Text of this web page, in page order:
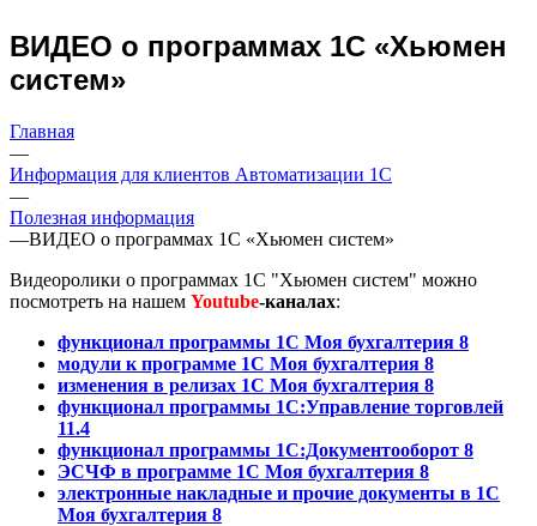
ВИДЕО о программах 1С «Хьюмен
систем»
Главная
—
Информация для клиентов Автоматизации 1С
—
Полезная информация
—ВИДЕО о программах 1С «Хьюмен систем»
Видеоролики о программах 1С "Хьюмен систем" можно
посмотреть на нашем Youtube-каналах:
функционал программы 1С Моя бухгалтерия 8
модули к программе 1С Моя бухгалтерия 8
изменения в релизах 1С Моя бухгалтерия 8
функционал программы 1С:Управление торговлей
11.4
функционал программы 1С:Документооборот 8
ЭСЧФ в программе 1С Моя бухгалтерия 8
электронные накладные и прочие документы в 1С
Моя бухгалтерия 8